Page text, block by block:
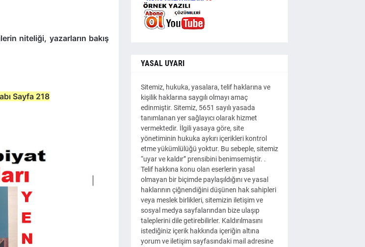
niteliği, yazarların bakış
Sayfa 218
YASAL UYARI
Sitemiz, hukuka, yasalara, telif haklarına ve
kişilik haklarına saygılı olmayı amaç
edinmiştir. Sitemiz, 5651 sayılı yasada
tanımlanan yer sağlayıcı olarak hizmet
vermektedir. İlgili yasaya göre, site
yönetiminin hukuka aykırı içerikleri kontrol
etme yükümlülüğü yoktur. Bu sebeple, sitemiz
“uyar ve kaldır” prensibini benimsemiştir. .
Telif hakkına konu olan eserlerin yasal
olmayan bir biçimde paylaşıldığını ve yasal
haklarının çiğnendiğini düşünen hak sahipleri
veya meslek birlikleri, sitemizin iletişim ve
sosyal medya sayfalarından bize ulaşıp
taleplerini dile getirebilirler. Kaldırılmasını
istediğiniz içerik hakkında içeriğin altına
yorum ve iletişim sayfasındaki mail adresine